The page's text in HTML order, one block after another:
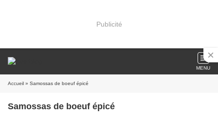
Publicité
MENU
Accueil » Samossas de boeuf épicé
Samossas de boeuf épicé